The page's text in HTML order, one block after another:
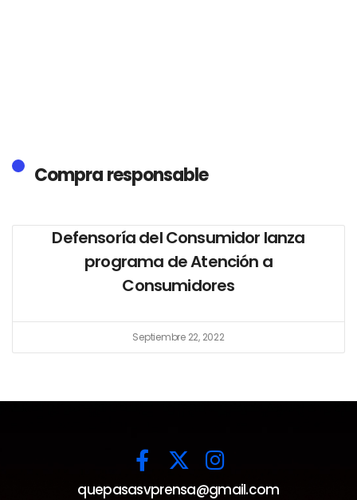
Compra responsable
Defensoría del Consumidor lanza
programa de Atención a
Consumidores
Septiembre 22, 2022
quepasasvprensa@gmail.com